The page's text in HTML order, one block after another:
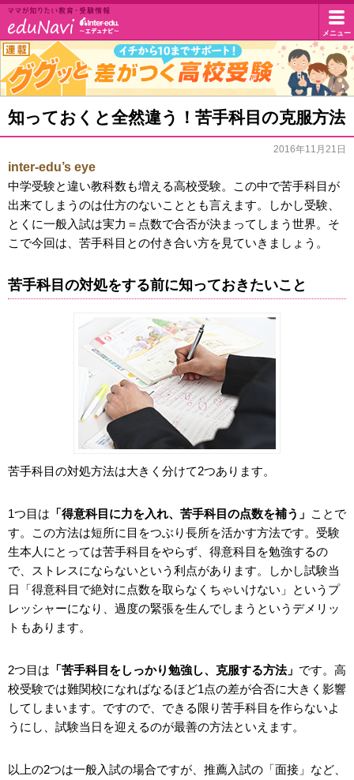
イ
ン
タ
ー
エ
デ
ュ・
ド
エ
ュ
ナ
ビ
マ
マ
が
知
り
教
育・
受
験
情
報
メニュー
グ
グ
ッ
と
差
が
く
知っておくと全然違う！苦手科目の克服方法
2016年11月21日
inter-edu’s eye
中学受験と違い教科数も増える高校受験。この中で苦手科目が
出来てしまうのは仕方のないこととも言えます。しかし受験、
とくに一般入試は実力＝点数で合否が決まってしまう世界。そ
こで今回は、苦手科目との付き合い方を見ていきましょう。
苦手科目の対処をする前に知っておきたいこと
苦手科目の対処方法は大きく分けて2つあります。
1つ目は 「得意科目に力を入れ、苦手科目の点数を補う」 ことで
す。この方法は短所に目をつぶり長所を活かす方法です。受験
生本人にとっては苦手科目をやらず、得意科目を勉強するの
で、ストレスにならないという利点があります。しかし試験当
日「得意科目で絶対に点数を取らなくちゃいけない」というプ
レッシャーになり、過度の緊張を生んでしまうというデメリッ
トもあります。
2つ目は 「苦手科目をしっかり勉強し、克服する方法」 です。高
校受験では難関校になればなるほど1点の差が合否に大きく影響
してしまいます。ですので、できる限り苦手科目を作らないよ
うにし、試験当日を迎えるのが最善の方法といえます。
以上の2つは一般入試の場合ですが、推薦入試の「面接」など、